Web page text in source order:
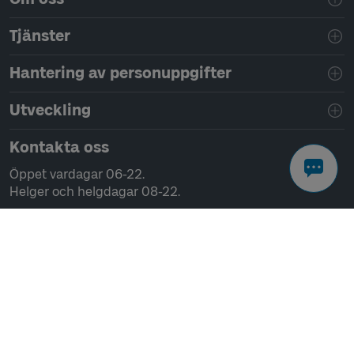
Tjänster
Hantering av personuppgifter
Utveckling
Kontakta oss
Öppet vardagar 06-22.
Helger och helgdagar 08-22.